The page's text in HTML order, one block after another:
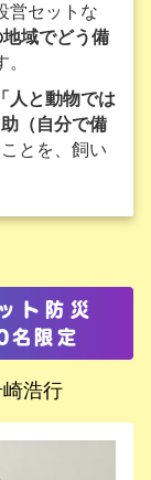
営セットな
地域でどう備
「人と動物では
（自分で備
ことを、飼い
ト防災
名限定
浩行